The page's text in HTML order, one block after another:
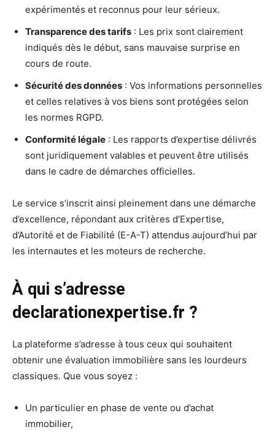
expérimentés et reconnus pour leur sérieux.
Transparence des tarifs : Les prix sont clairement
indiqués dès le début, sans mauvaise surprise en
cours de route.
Sécurité des données : Vos informations personnelles
et celles relatives à vos biens sont protégées selon
les normes RGPD.
Conformité légale : Les rapports d’expertise délivrés
sont juridiquement valables et peuvent être utilisés
dans le cadre de démarches officielles.
Le service s’inscrit ainsi pleinement dans une démarche
d’excellence, répondant aux critères d’Expertise,
d’Autorité et de Fiabilité (E-A-T) attendus aujourd’hui par
les internautes et les moteurs de recherche.
À qui s’adresse
declarationexpertise.fr ?
La plateforme s’adresse à tous ceux qui souhaitent
obtenir une évaluation immobilière sans les lourdeurs
classiques. Que vous soyez :
Un particulier en phase de vente ou d’achat
immobilier,